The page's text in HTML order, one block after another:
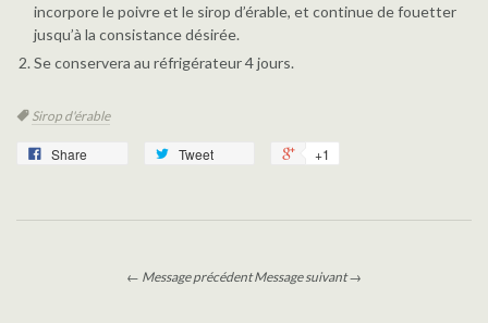
incorpore le poivre et le sirop d’érable, et continue de fouetter
jusqu’à la consistance désirée.
Se conservera au réfrigérateur 4 jours.
Étiquettes
Sirop d'érable
Share Tweet +1
← Message précédent Message suivant →